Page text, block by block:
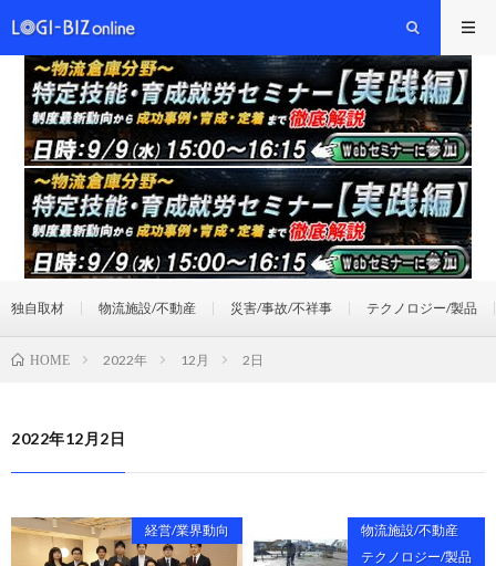
独自取材 物流施設/不動産 災害/事故/不祥事 テクノロジー/製品
HOME 2022年 12月 2日
2022年12月2日
経営/業界動向
物流施設/不動産
テクノロジー/製品